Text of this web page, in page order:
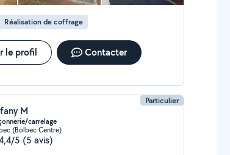
Réalisation de coffrage
le profil Contacter
Particulier
M
carrelage
(Bolbec Centre)
5 (5 avis)